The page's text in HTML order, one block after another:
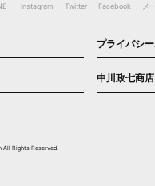
Instagram Twitter Facebook メ
プライバシ
中川政七商
All Rights Reserved.